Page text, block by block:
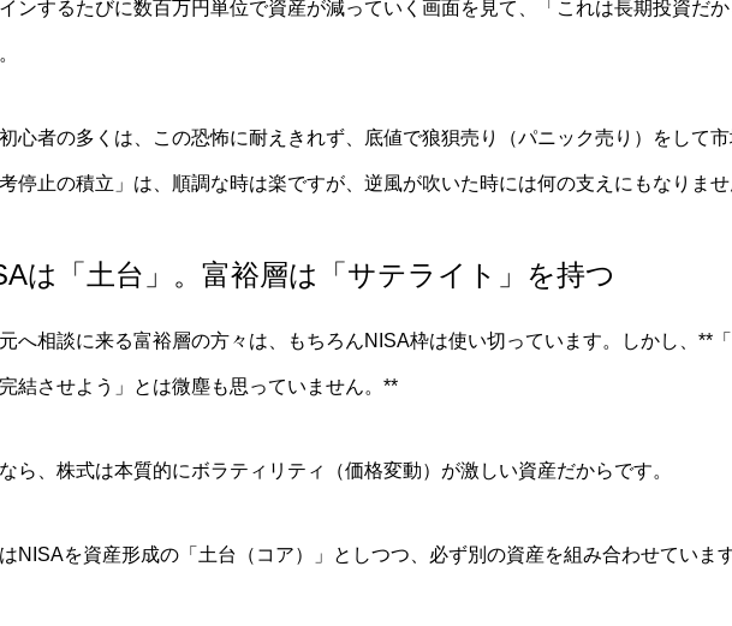
ンするたびに数百万円単位で資産が減っていく画面を見て、「これは長期投資だ
心者の多くは、この恐怖に耐えきれず、底値で狼狽売り（パニック売り）をして市
考停止の積立」は、順調な時は楽ですが、逆風が吹いた時には何の支えにもなりませ
は「土台」。富裕層は「サテライト」を持つ
へ相談に来る富裕層の方々は、もちろんNISA枠は使い切っています。しかし、**
結させよう」とは微塵も思っていません。**
ら、株式は本質的にボラティリティ（価格変動）が激しい資産だからです。
NISAを資産形成の「土台（コア）」としつつ、必ず別の資産を組み合わせています